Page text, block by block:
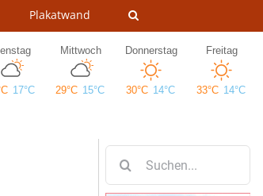
Plakatwand
nach: